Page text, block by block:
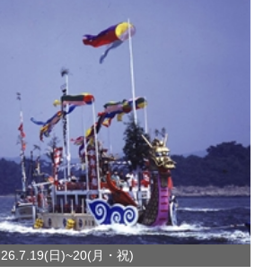
日)~20(月・祝)